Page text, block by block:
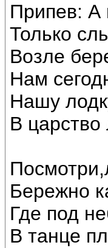
Припев: А
Только
Возле
Нам
Нашу
В
Бережно
Где под
В танце